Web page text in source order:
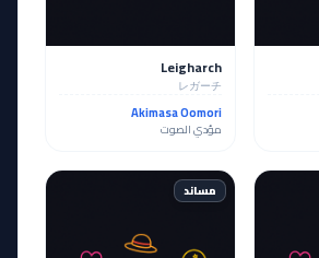
Leigharch
レガーチ
Akimasa Oomori
مؤدي الصوت
مساند